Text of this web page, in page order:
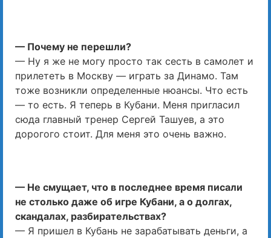
— Почему не перешли?
— Ну я же не могу просто так сесть в самолет и
прилететь в Москву — играть за Динамо. Там
тоже возникли определенные нюансы. Что есть
— то есть. Я теперь в Кубани. Меня пригласил
сюда главный тренер Сергей Ташуев, а это
дорогого стоит. Для меня это очень важно.
— Не смущает, что в последнее время писали
не столько даже об игре Кубани, а о долгах,
скандалах, разбирательствах?
— Я пришел в Кубань не зарабатывать деньги, а